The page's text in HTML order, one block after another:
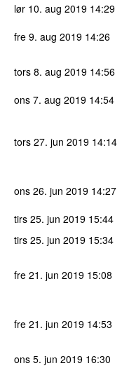
lør 10. aug 2019 14:29
fre 9. aug 2019 14:26
tors 8. aug 2019 14:56
ons 7. aug 2019 14:54
tors 27. jun 2019 14:14
ons 26. jun 2019 14:27
tirs 25. jun 2019 15:44
tirs 25. jun 2019 15:34
fre 21. jun 2019 15:08
fre 21. jun 2019 14:53
ons 5. jun 2019 16:30